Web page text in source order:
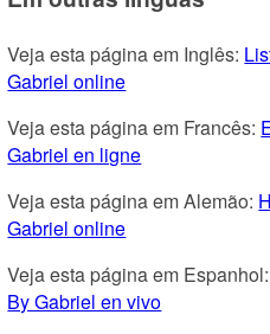
Veja esta página em Inglês:
Gabriel online
Veja esta página em Francês:
Gabriel en ligne
Veja esta página em Alemão:
Gabriel online
Veja esta página em Espanhol:
By Gabriel en vivo